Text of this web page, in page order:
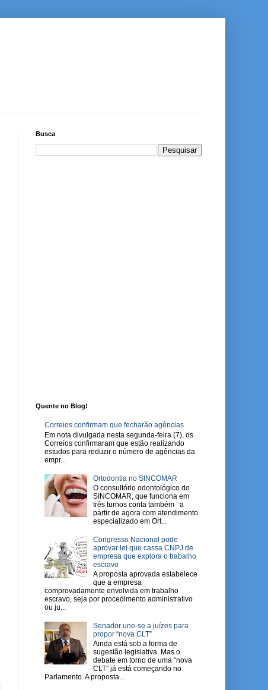
Busca
Quente no Blog!
Correios confirmam que fecharão agências
Em nota divulgada nesta segunda-feira (7), os
Correios confirmaram que estão realizando
estudos para reduzir o número de agências da
empr...
Ortodontia no SINCOMAR
O consultório odontológico do
SINCOMAR, que funciona em
três turnos conta também a
partir de agora com atendimento
especializado em Ort...
Congresso Nacional pode
aprovar lei que cassa CNPJ de
empresa que explora o trabalho
escravo
A proposta aprovada estabelece
que a empresa
comprovadamente envolvida em trabalho
escravo, seja por procedimento administrativo
ou ju...
Senador une-se a juízes para
propor “nova CLT”
Ainda está sob a forma de
sugestão legislativa. Mas o
debate em torno de uma “nova
CLT” já está começando no
Parlamento. A proposta...